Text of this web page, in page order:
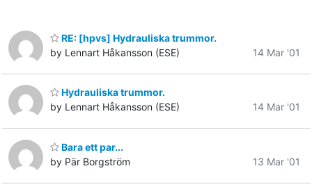
RE: [hpvs] Hydrauliska trummor.
by Lennart Håkansson (ESE)
14 Mar '01
Hydrauliska trummor.
by Lennart Håkansson (ESE)
14 Mar '01
Bara ett par...
by Pär Borgström
13 Mar '01